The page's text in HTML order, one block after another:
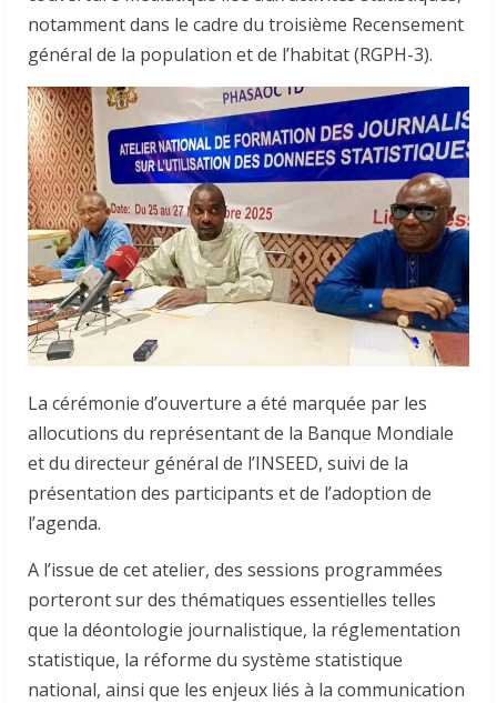
notamment dans le cadre du troisième Recensement
général de la population et de l’habitat (RGPH-3).
La cérémonie d’ouverture a été marquée par les
allocutions du représentant de la Banque Mondiale
et du directeur général de l’INSEED, suivi de la
présentation des participants et de l’adoption de
l’agenda.
A l’issue de cet atelier, des sessions programmées
porteront sur des thématiques essentielles telles
que la déontologie journalistique, la réglementation
statistique, la réforme du système statistique
national, ainsi que les enjeux liés à la communication